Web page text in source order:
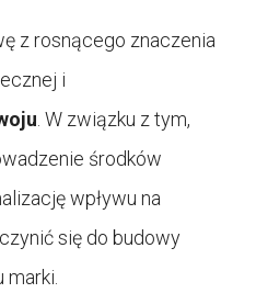
z rosnącego znaczenia
i
. W związku z tym,
środków
wpływu na
się do budowy
marki.